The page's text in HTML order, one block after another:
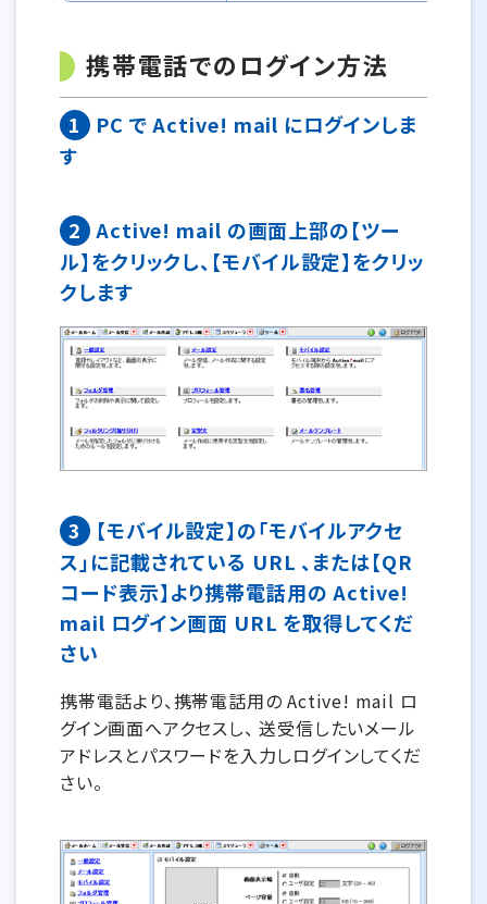
携帯電話でのログイン方法
1
PC で Active! mail にログインしま
す
2 Active! mail の画面上部の【ツー
ル】をクリックし、【モバイル設定】をクリッ
クします
3
【モバイル設定】の「モバイルアクセ
ス」に記載されている URL 、または【QR
コード表示】より携帯電話用の Active!
mail ログイン画面 URL を取得してくだ
さい
携帯電話より、携帯電話用の Active! mail ロ
グイン画面へアクセスし、 送受信したいメール
アドレスとパスワードを入力しログインしてくだ
さい。